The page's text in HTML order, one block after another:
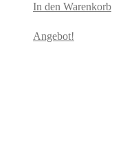
In den Warenkorb
Angebot!